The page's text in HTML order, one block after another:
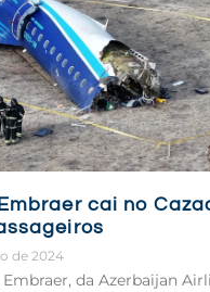
cai no
de 2024
da Azerbaijan